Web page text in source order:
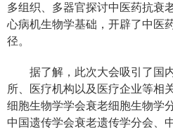
多组织、多器官探讨中医药抗衰
心病机生物学基础，开辟了中医
径。
据了解，此次大会吸引了国内
所、医疗机构以及医疗企业等相
细胞生物学学会衰老细胞生物学
中国遗传学会衰老遗传学分会、